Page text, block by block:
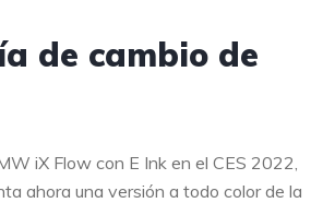
de cambio de
iX Flow con E Ink en el CES 2022,
ahora una versión a todo color de la